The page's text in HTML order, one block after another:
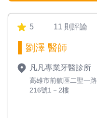
5 11 則評論
劉澤 醫師
凡凡專業牙醫診所
高雄市前鎮區二聖一路
216號1－2樓